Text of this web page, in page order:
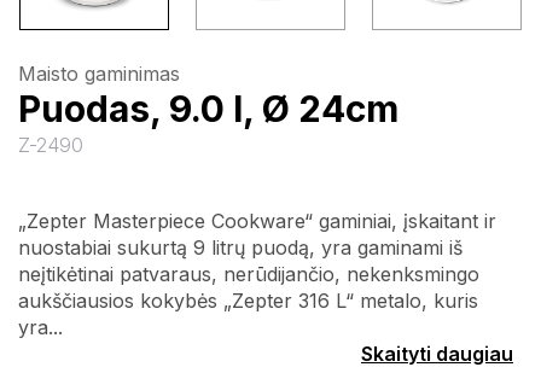
Maisto gaminimas
Puodas, 9.0 l, Ø 24cm
Z-2490
„Zepter Masterpiece Cookware“ gaminiai, įskaitant ir
nuostabiai sukurtą 9 litrų puodą, yra gaminami iš
neįtikėtinai patvaraus, nerūdijančio, nekenksmingo
aukščiausios kokybės „Zepter 316 L“ metalo, kuris
yra...
Skaityti daugiau